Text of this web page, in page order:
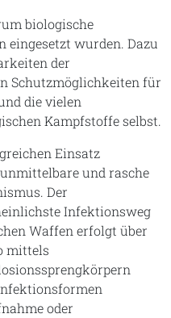
biologische
eingesetzt wurden. Dazu
der
Schutzmöglichkeiten für
die vielen
Kampfstoffe selbst.
Einsatz
und rasche
Der
Infektionsweg
Waffen erfolgt über
mittels
oder